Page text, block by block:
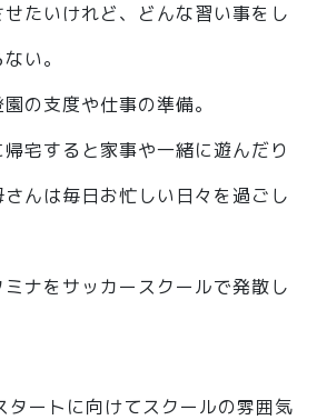
たいけれど、どんな習い事をし
い。
の支度や仕事の準備。
宅すると家事や一緒に遊んだり
んは毎日お忙しい日々を過ごし
ナをサッカースクールで発散し
ートに向けてスクールの雰囲気